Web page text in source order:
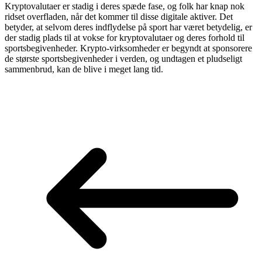
Kryptovalutaer er stadig i deres spæde fase, og folk har knap nok
ridset overfladen, når det kommer til disse digitale aktiver. Det
betyder, at selvom deres indflydelse på sport har været betydelig, er
der stadig plads til at vokse for kryptovalutaer og deres forhold til
sportsbegivenheder. Krypto-virksomheder er begyndt at sponsorere
de største sportsbegivenheder i verden, og undtagen et pludseligt
sammenbrud, kan de blive i meget lang tid.